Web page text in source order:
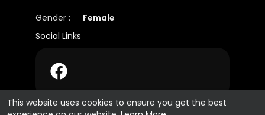
This website uses cookies to ensure you get the best
Gender :
Female
Social Links